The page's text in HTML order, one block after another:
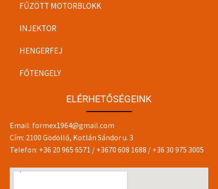
FŰZÖTT MOTORBLOKK
INJEKTOR
HENGERFEJ
FŐTENGELY
ELÉRHETŐSÉGEINK
Email: formex1964@gmail.com
Cím: 2100 Gödöllő, Kotlán Sándor u. 3
Telefon: +36 20 965 6571 / +3670 608 1688 / +36 30 975 3005